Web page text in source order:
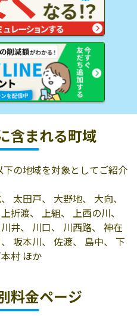
含まれる町域
の地域を対象としてご紹介
太田戸、 大野地、 大向、
折渡、 上組、 上西の川、
井、 川口、 川西路、 神在
坂本川、 佐渡、 島中、 下
村 ほか
料金ページ